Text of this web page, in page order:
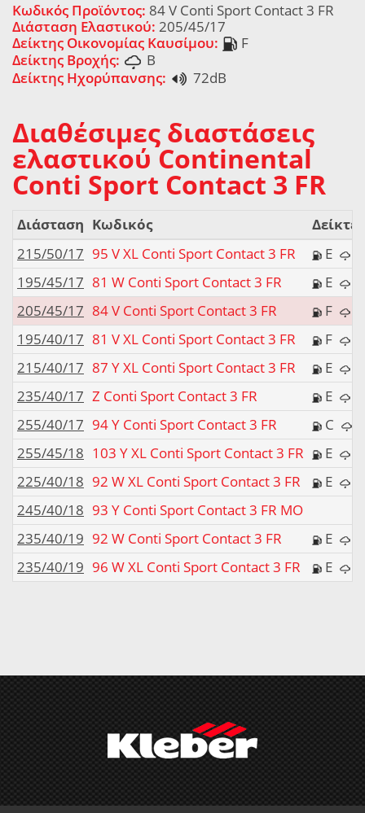
Κωδικός Προϊόντος: 84 V Conti Sport Contact 3 FR
Διάσταση Ελαστικού: 205/45/17
Δείκτης Οικονομίας Καυσίμου:
F
Δείκτης Βροχής:
B
Δείκτης Ηχορύπανσης:
72dB
Διαθέσιμες διαστάσεις
ελαστικού Continental
Conti Sport Contact 3 FR
Διάσταση Κωδικός
Δείκτες
215/50/17 95 V XL Conti Sport Contact 3 FR E
195/45/17 81 W Conti Sport Contact 3 FR E
205/45/17 84 V Conti Sport Contact 3 FR F
195/40/17 81 V XL Conti Sport Contact 3 FR F
215/40/17 87 Y XL Conti Sport Contact 3 FR E
235/40/17 Z Conti Sport Contact 3 FR E
255/40/17 94 Y Conti Sport Contact 3 FR C
255/45/18 103 Y XL Conti Sport Contact 3 FR E
225/40/18 92 W XL Conti Sport Contact 3 FR E
245/40/18 93 Y Conti Sport Contact 3 FR MO
235/40/19 92 W Conti Sport Contact 3 FR E
235/40/19 96 W XL Conti Sport Contact 3 FR E